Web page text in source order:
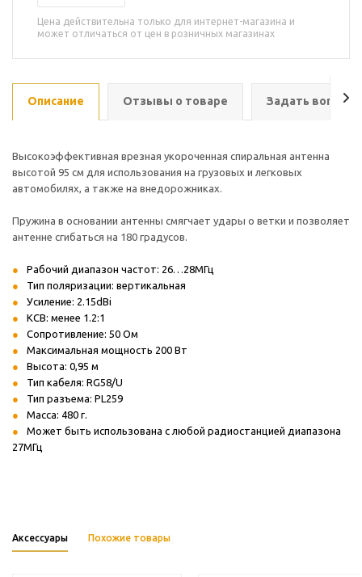
Цена действительна только для интернет-магазина и
может отличаться от цен в розничных магазинах
Описание Отзывы о товаре Задать вопрос
Высокоэффективная врезная укороченная спиральная антенна
высотой 95 см для использования на грузовых и легковых
автомобилях, а также на внедорожниках.
Пружина в основании антенны смягчает удары о ветки и позволяет
антенне сгибаться на 180 градусов.
Рабочий диапазон частот: 26…28МГц
Тип поляризации: вертикальная
Усиление: 2.15dBi
КСВ: менее 1.2:1
Сопротивление: 50 Ом
Максимальная мощность 200 Вт
Высота: 0,95 м
Тип кабеля: RG58/U
Тип разъема: PL259
Масса: 480 г.
Может быть использована с любой радиостанцией диапазона
27МГц
Аксессуары Похожие товары